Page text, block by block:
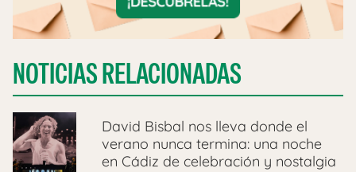
NOTICIAS RELACIONADAS
David Bisbal nos lleva donde el
verano nunca termina: una noche
en Cádiz de celebración y nostalgia